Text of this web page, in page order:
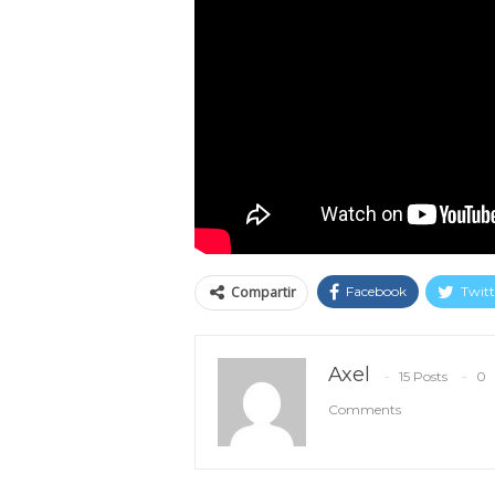
Compartir Facebook
Axel 15 Posts
0
Comments